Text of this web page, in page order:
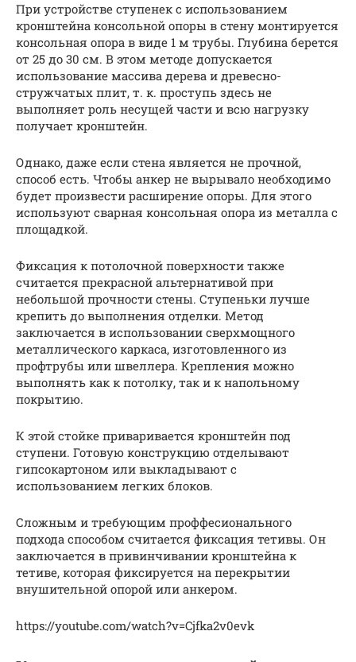
При устройстве ступенек с использованием
кронштейна консольной опоры в стену монтируется
консольная опора в виде 1 м трубы. Глубина берется
от 25 до 30 см. В этом методе допускается
использование массива дерева и древесно-
стружчатых плит, т. к. проступь здесь не
выполняет роль несущей части и всю нагрузку
получает кронштейн.
Однако, даже если стена является не прочной,
способ есть. Чтобы анкер не вырывало необходимо
будет произвести расширение опоры. Для этого
используют сварная консольная опора из металла с
площадкой.
Фиксация к потолочной поверхности также
считается прекрасной альтернативой при
небольшой прочности стены. Ступеньки лучше
крепить до выполнения отделки. Метод
заключается в использовании сверхмощного
металлического каркаса, изготовленного из
профтрубы или швеллера. Крепления можно
выполнять как к потолку, так и к напольному
покрытию.
К этой стойке приваривается кронштейн под
ступени. Готовую конструкцию отделывают
гипсокартоном или выкладывают с
использованием легких блоков.
Сложным и требующим проффесионального
подхода способом считается фиксация тетивы. Он
заключается в привинчивании кронштейна к
тетиве, которая фиксируется на перекрытии
внушительной опорой или анкером.
https://youtube.com/watch?v=Cjfka2v0evk